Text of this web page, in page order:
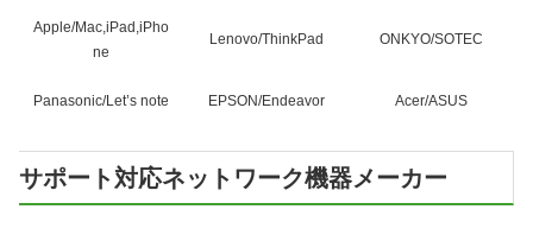
Apple/Mac,iPad,iPho
ne
Lenovo/ThinkPad ONKYO/SOTEC
Panasonic/Let’s note EPSON/Endeavor Acer/ASUS
サポート対応ネットワーク機器メーカー